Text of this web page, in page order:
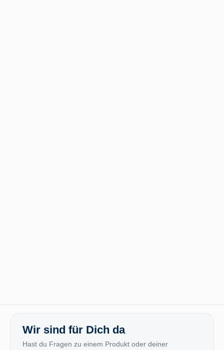
Wir sind für Dich da
Hast du Fragen zu einem Produkt oder deiner